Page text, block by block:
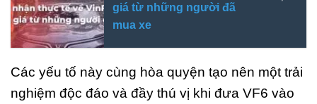
giá từ những người đã
mua xe
Các yếu tố này cùng hòa quyện tạo nên một trải
nghiệm độc đáo và đầy thú vị khi đưa VF6 vào